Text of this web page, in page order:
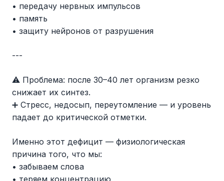
• передачу нервных импульсов
• память
• защиту нейронов от разрушения
---
⚠️ Проблема: после 30–40 лет организм резко
снижает их синтез.
➕ Стресс, недосып, переутомление — и уровень
падает до критической отметки.
Именно этот дефицит — физиологическая
причина того, что мы:
• забываем слова
• теряем концентрацию